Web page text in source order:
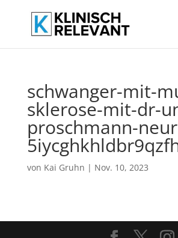
schwanger-mit-
sklerose-mit-dr-
proschmann-
von Kai Gruhn | Nov. 10, 2023